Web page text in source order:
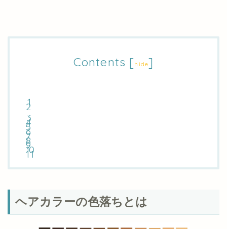
Contents [hide]
ヘアカラーの色落ちとは